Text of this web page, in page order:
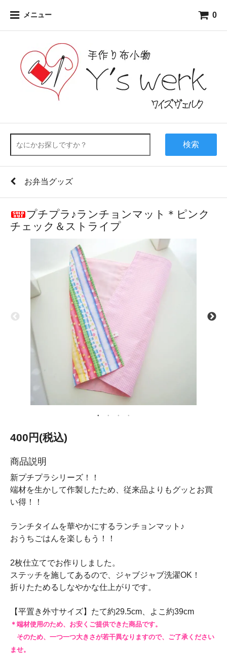
メニュー 0
検索
お弁当グッズ
プチプラ♪ランチョンマット＊ピンク
チェック＆ストライプ
400円(税込)
商品説明
新プチプラシリーズ！！
端材を生かして作製したため、従来品よりもグッとお買
い得！！
ランチタイムを華やかにするランチョンマット♪
おうちごはんを楽しもう！！
2枚仕立てでお作りしました。
ステッチを施してあるので、ジャブジャブ洗濯OK！
折りたためるしなやかな仕上がりです。
【平置き外寸サイズ】たて約29.5cm、よこ約39cm
＊端材使用のため、お安くご提供できた商品です。
そのため、一つ一つ大きさが若干異なりますので、ご了承ください
ませ。